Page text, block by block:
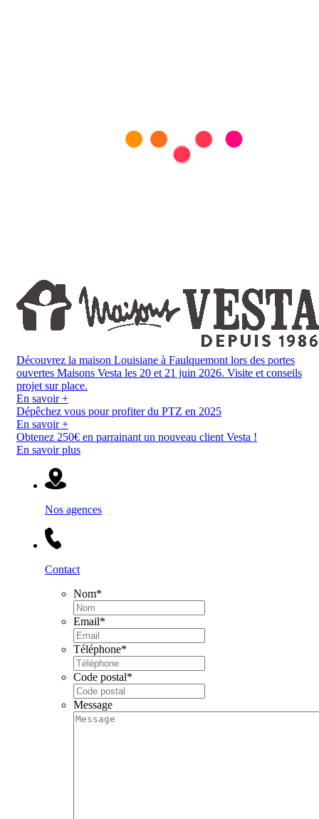
Découvrez la maison Louisiane à Faulquemont lors des portes
ouvertes Maisons Vesta les 20 et 21 juin 2026. Visite et conseils
projet sur place.
En savoir +
Dépêchez vous pour profiter du PTZ en 2025
En savoir +
Obtenez 250€ en parrainant un nouveau client Vesta !
En savoir plus
Nos agences
Contact
Nom*
Email*
Téléphone*
Code postal*
Message